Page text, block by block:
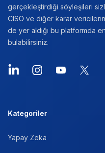
gerçekleştirdiği söyleşileri
CISO ve diğer karar
de yer aldığı bu platformda
bulabilirsiniz.
LinkedInInstagramYouTube
X
Kategoriler
Yapay Zeka